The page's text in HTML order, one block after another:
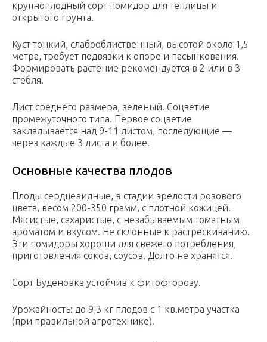
крупноплодный сорт помидор для теплицы и
открытого грунта.
Куст тонкий, слабооблиственный, высотой около 1,5
метра, требует подвязки к опоре и пасынкования.
Формировать растение рекомендуется в 2 или в 3
стебля.
Лист среднего размера, зеленый. Соцветие
промежуточного типа. Первое соцветие
закладывается над 9-11 листом, последующие —
через каждые 3 листа и более.
Основные качества плодов
Плоды сердцевидные, в стадии зрелости розового
цвета, весом 200-350 грамм, с плотной кожицей.
Мясистые, сахаристые, с незабываемым томатным
ароматом и вкусом. Не склонные к растрескиванию.
Эти помидоры хороши для свежего потребления,
приготовления соков, соусов. Долго не хранятся.
Сорт Буденовка устойчив к фитофторозу.
Урожайность: до 9,3 кг плодов с 1 кв.метра участка
(при правильной агротехнике).